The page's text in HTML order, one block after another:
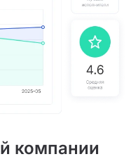
компании